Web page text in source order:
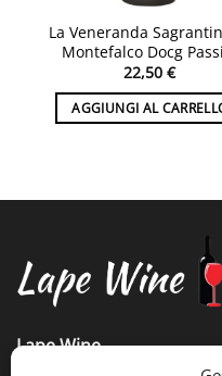
La Veneranda
Montefalco Docg
22,50€
AGGIUNGI AL
Lape Wine